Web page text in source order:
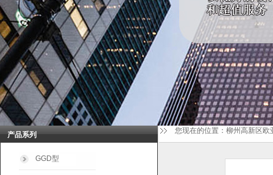
产品系列
GGD型
您现在的位置： 柳州高新区欧